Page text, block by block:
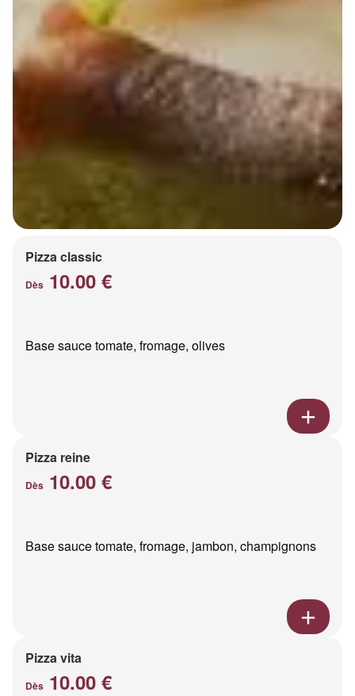
Pizza classic
Dès 10.00 €
Base sauce tomate, fromage, olives
Pizza reine
Dès 10.00 €
Base sauce tomate, fromage, jambon, champignons
Pizza vita
Dès 10.00 €